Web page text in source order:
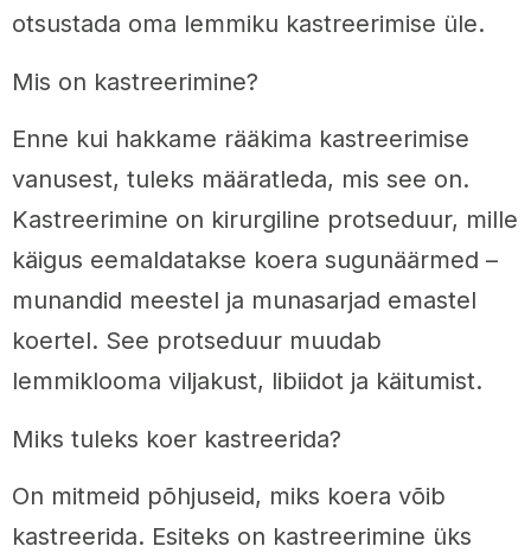
otsustada oma lemmiku kastreerimise üle.
Mis on kastreerimine?
Enne kui hakkame rääkima kastreerimise
vanusest, tuleks määratleda, mis see on.
Kastreerimine on kirurgiline protseduur, mille
käigus eemaldatakse koera sugunäärmed –
munandid meestel ja munasarjad emastel
koertel. See protseduur muudab
lemmiklooma viljakust, libiidot ja käitumist.
Miks tuleks koer kastreerida?
On mitmeid põhjuseid, miks koera võib
kastreerida. Esiteks on kastreerimine üks